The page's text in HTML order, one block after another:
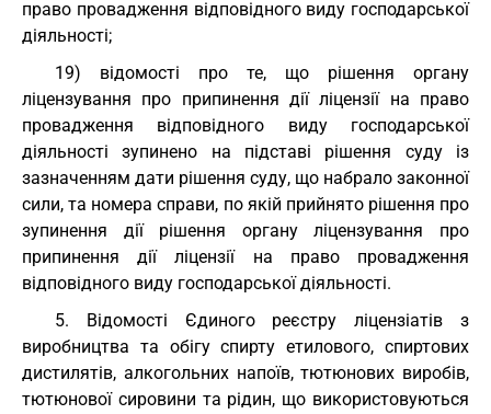
право провадження відповідного виду господарської
діяльності;
19) відомості про те, що рішення органу
ліцензування про припинення дії ліцензії на право
провадження відповідного виду господарської
діяльності зупинено на підставі рішення суду із
зазначенням дати рішення суду, що набрало законної
сили, та номера справи, по якій прийнято рішення про
зупинення дії рішення органу ліцензування про
припинення дії ліцензії на право провадження
відповідного виду господарської діяльності.
5. Відомості Єдиного реєстру ліцензіатів з
виробництва та обігу спирту етилового, спиртових
дистилятів, алкогольних напоїв, тютюнових виробів,
тютюнової сировини та рідин, що використовуються